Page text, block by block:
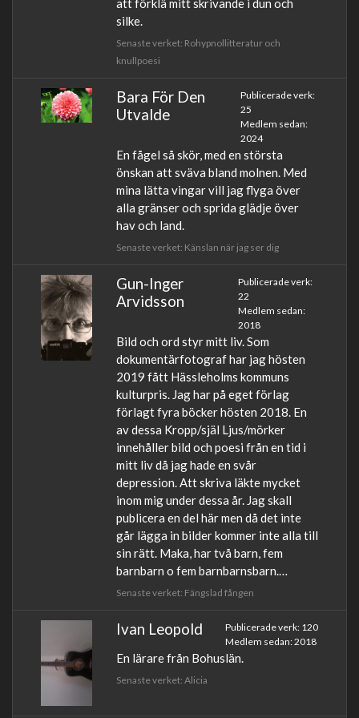
att förklä mitt skrivande i dun och
silke.
Senaste verket: Rohypnollitteratur och
knullpoesi
Bara För Den
Utvalde
Publicerade verk:
25
Medlem sedan:
2024
En fågel så skör, med en största
önskan att sväva bland molnen. Med
mina lätta vingar vill jag flyga över
alla gränser och sprida glädje över
hav och land.
Senaste verket: Känslan när jag ser dig
Gun-Inger
Arvidsson
Publicerade verk:
22
Medlem sedan:
2018
Bild och ord styr mitt liv. Som
dokumentärfotograf har jag hösten
2019 fått Hässleholms kommuns
kulturpris. Jag har på eget förlag
förlagt fyra böcker hösten 2018. En
av dessa Kropp/själ Ljus/mörker
innehåller bild och poesi från en tid i
mitt liv då jag hade en svår
depression. Att skriva läkte mycket
inom mig under dessa år. Jag skall
publicera en del här men då det inte
går lägga in bilder kommer inte alla till
sin rätt. Maka, har två barn, fem
barnbarn o fem barnbarnsbarn.…
Senaste verket: Fängslad fången
Ivan Leopold
Publicerade verk: 120
Medlem sedan: 2018
En lärare från Bohuslän.
Senaste verket: Alicia